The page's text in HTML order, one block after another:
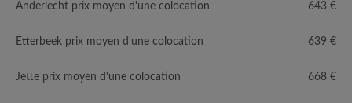
Anderlecht prix moyen d'une colocation 643 €
Etterbeek prix moyen d'une colocation 639 €
Jette prix moyen d'une colocation 668 €